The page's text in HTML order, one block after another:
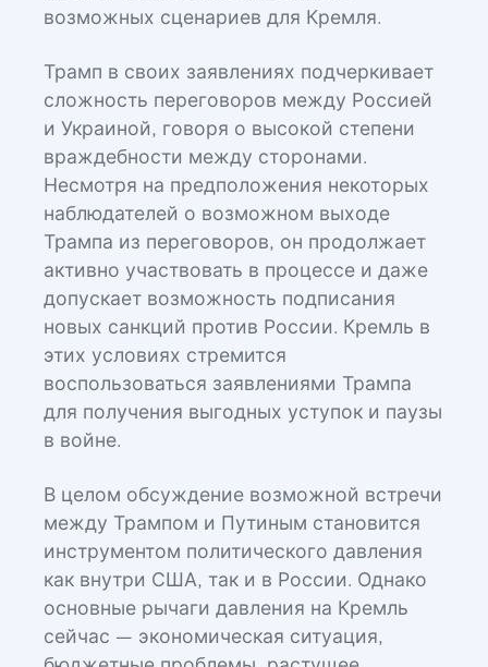
возможных сценариев для Кремля.
Трамп в своих заявлениях подчеркивает
сложность переговоров между Россией
и Украиной, говоря о высокой степени
враждебности между сторонами.
Несмотря на предположения некоторых
наблюдателей о возможном выходе
Трампа из переговоров, он продолжает
активно участвовать в процессе и даже
допускает возможность подписания
новых санкций против России. Кремль в
этих условиях стремится
воспользоваться заявлениями Трампа
для получения выгодных уступок и паузы
в войне.
В целом обсуждение возможной встречи
между Трампом и Путиным становится
инструментом политического давления
как внутри США, так и в России. Однако
основные рычаги давления на Кремль
сейчас — экономическая ситуация,